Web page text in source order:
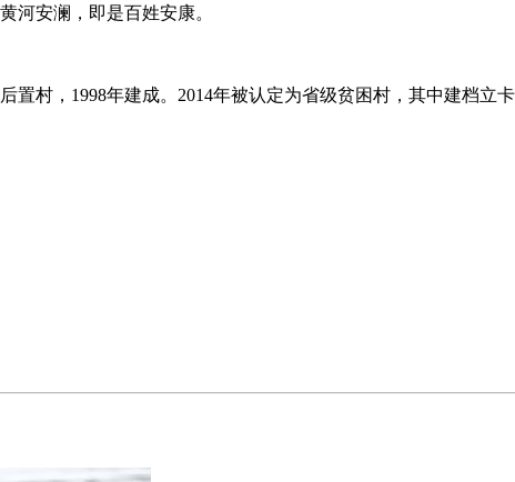
河安澜，即是百姓安康。
，1998年建成。2014年被认定为省级贫困村，其中建档立